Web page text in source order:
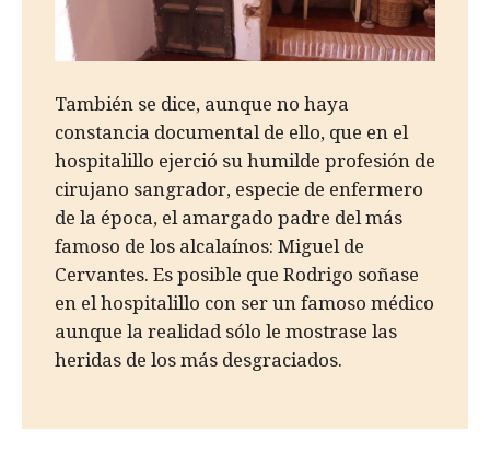
También se dice, aunque no haya
constancia documental de ello, que en el
hospitalillo ejerció su humilde profesión de
cirujano sangrador, especie de enfermero
de la época, el amargado padre del más
famoso de los alcalaínos: Miguel de
Cervantes. Es posible que Rodrigo soñase
en el hospitalillo con ser un famoso médico
aunque la realidad sólo le mostrase las
heridas de los más desgraciados.